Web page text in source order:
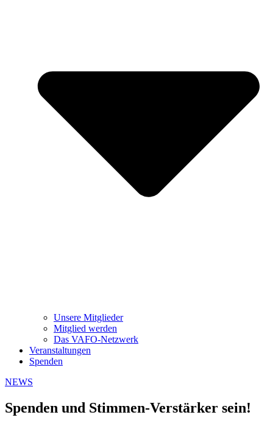
Unsere Mitglieder
Mitglied werden
Das VAFO-Netzwerk
Veranstaltungen
Spenden
NEWS
Spenden und Stimmen-Verstärker sein!